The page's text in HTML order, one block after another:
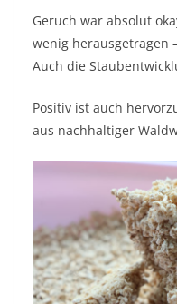
Geruch war absolut
wenig herausgetragen
Auch die
Positiv ist auch
aus nachhaltiger